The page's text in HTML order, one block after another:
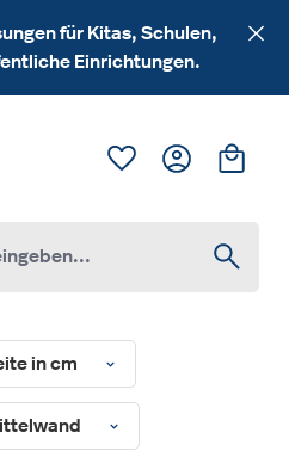
für Kitas, Schulen,
Einrichtungen.
Du hast 0
in cm